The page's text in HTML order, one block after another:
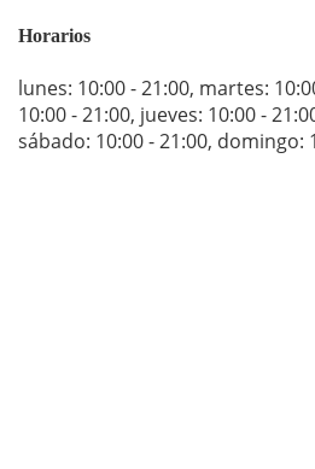
Horarios
lunes: 10:00 - 21:00, martes:
10:00 - 21:00, jueves: 10:00 -
sábado: 10:00 - 21:00, domingo: